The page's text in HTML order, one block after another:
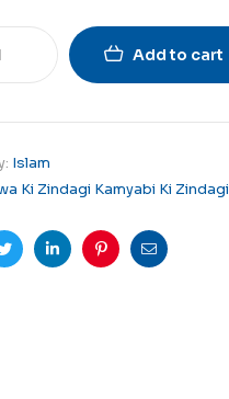
Add to cart
Islam
Ki Zindagi Kamyabi Ki Zindagi
TwitterLinkedinPinterest
Email